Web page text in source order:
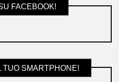
FACEBOOK!
TUO SMARTPHONE!